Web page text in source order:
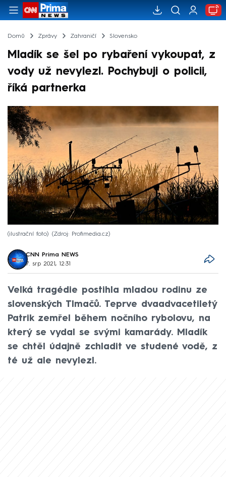
Domů Zprávy Zahraničí Slovensko
Mladík se šel po rybaření vykoupat, z
vody už nevylezl. Pochybuji o policii,
říká partnerka
(ilustrační foto) Zdroj: Profimedia.cz
CNN Prima NEWS
7. srp 2021, 12:31
Velká tragédie postihla mladou rodinu ze
slovenských Tlmačů. Teprve dvaadvacetiletý
Patrik zemřel během nočního rybolovu, na
který se vydal se svými kamarády. Mladík
se chtěl údajně zchladit ve studené vodě, z
té už ale nevylezl.